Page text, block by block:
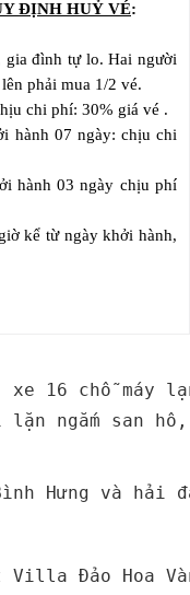
đình tự lo. Hai người
phải mua 1/2 vé.
ĐỊNH HUỶ VÉ:
chi phí: 30% giá vé .
hành 07 ngày: chịu chi
hành 03 ngày chịu phí
kể từ ngày khởi hành,
16 chỗ máy
lặn ngắm san
Hưng và hải
Villa Đảo Hoa